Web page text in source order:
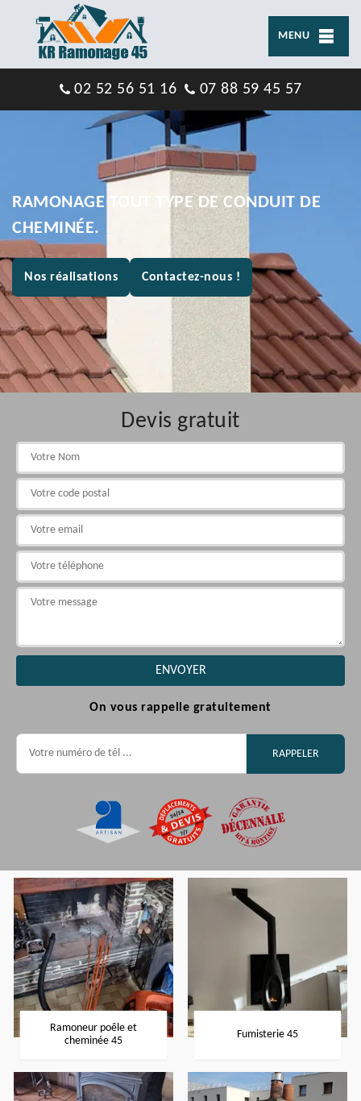
MENU
02 52 56 51 16 07 88 59 45 57
RAMONAGE TOUT TYPE DE CONDUIT DE
CHEMINÉE.
Nos réalisations Contactez-nous !
Devis gratuit
On vous rappelle gratuitement
Ramoneur poêle et
cheminée 45
Fumisterie 45